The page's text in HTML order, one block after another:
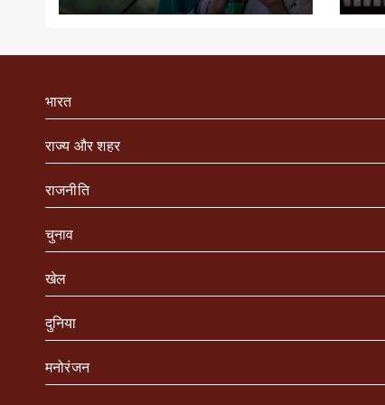
भारत
राज्य और शहर
राजनीति
चुनाव
खेल
दुनिया
मनोरंजन